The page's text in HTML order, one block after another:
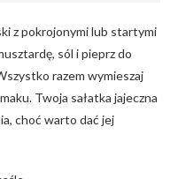
z pokrojonymi lub startymi
sól i pieprz do
razem wymieszaj
Twoja sałatka jajeczna
choć warto dać jej